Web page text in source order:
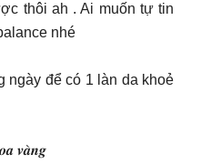
thôi ah . Ai muốn tự tin
nhé
ngày để có 1 làn da khoẻ
𝒗𝒂̀𝒏𝒈